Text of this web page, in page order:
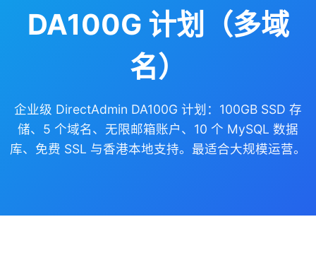
DA100G 计划（多域
名）
企业级 DirectAdmin DA100G 计划：100GB SSD 存
储、5 个域名、无限邮箱账户、10 个 MySQL 数据
库、免费 SSL 与香港本地支持。最适合大规模运营。